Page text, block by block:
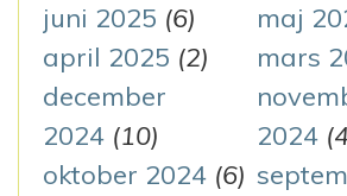
juni 2025 (6) maj
april 2025 (2) mars
december
2024 (10)
2024
oktober 2024 (6)